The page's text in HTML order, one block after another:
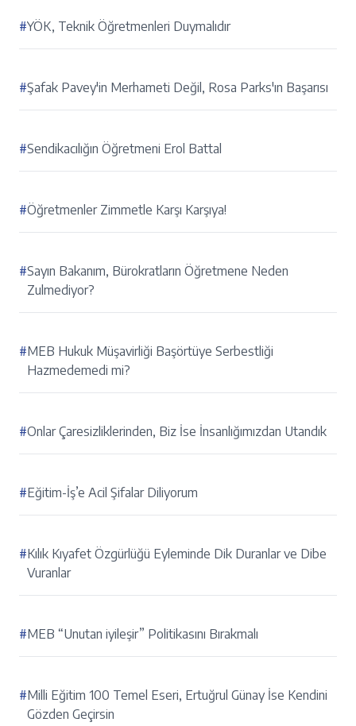
#YÖK, Teknik Öğretmenleri Duymalıdır
#Şafak Pavey'in Merhameti Değil, Rosa Parks'ın Başarısı
#Sendikacılığın Öğretmeni Erol Battal
#Öğretmenler Zimmetle Karşı Karşıya!
#Sayın Bakanım, Bürokratların Öğretmene Neden
Zulmediyor?
#MEB Hukuk Müşavirliği Başörtüye Serbestliği
Hazmedemedi mi?
#Onlar Çaresizliklerinden, Biz İse İnsanlığımızdan Utandık
#Eğitim-İş’e Acil Şifalar Diliyorum
#Kılık Kıyafet Özgürlüğü Eyleminde Dik Duranlar ve Dibe
Vuranlar
#MEB “Unutan iyileşir” Politikasını Bırakmalı
#Milli Eğitim 100 Temel Eseri, Ertuğrul Günay İse Kendini
Gözden Geçirsin